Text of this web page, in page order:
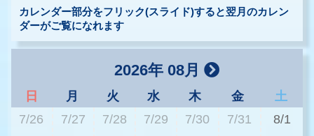
カレンダー部分をフリック(スライド)すると翌月のカレン
ダーがご覧になれます
2026年 08月
日 月 火 水 木 金
土
7/26
7/27 7/28 7/29 7/30 7/31 8/1